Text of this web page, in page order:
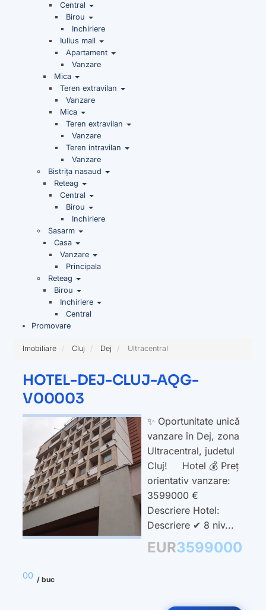
Central
Birou
Inchiriere
Iulius mall
Apartament
Vanzare
Mica
Teren extravilan
Vanzare
Mica
Teren extravilan
Vanzare
Teren intravilan
Vanzare
Bistrița nasaud
Reteag
Central
Birou
Inchiriere
Sasarm
Casa
Vanzare
Principala
Reteag
Birou
Inchiriere
Central
Promovare
Imobiliare Cluj Dej Ultracentral
HOTEL-DEJ-CLUJ-AQG-
V00003
✨ Oportunitate unică
vanzare în Dej, zona
Ultracentral, judetul
Cluj! Hotel 💰 Preț
orientativ vanzare:
3599000 €
Descriere Hotel:
Descriere ✔ 8 niv...
EUR3599000
00 / buc